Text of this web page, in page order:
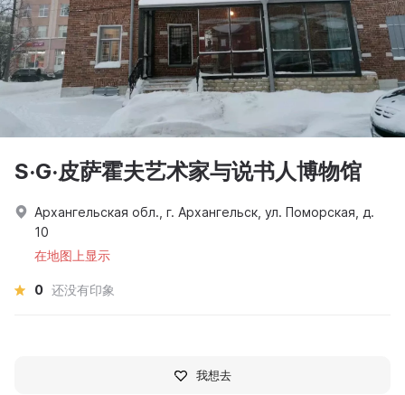
S·G·皮萨霍夫艺术家与说书人博物馆
Архангельская обл., г. Архангельск, ул. Поморская, д.
10
在地图上显示
0 还没有印象
我想去